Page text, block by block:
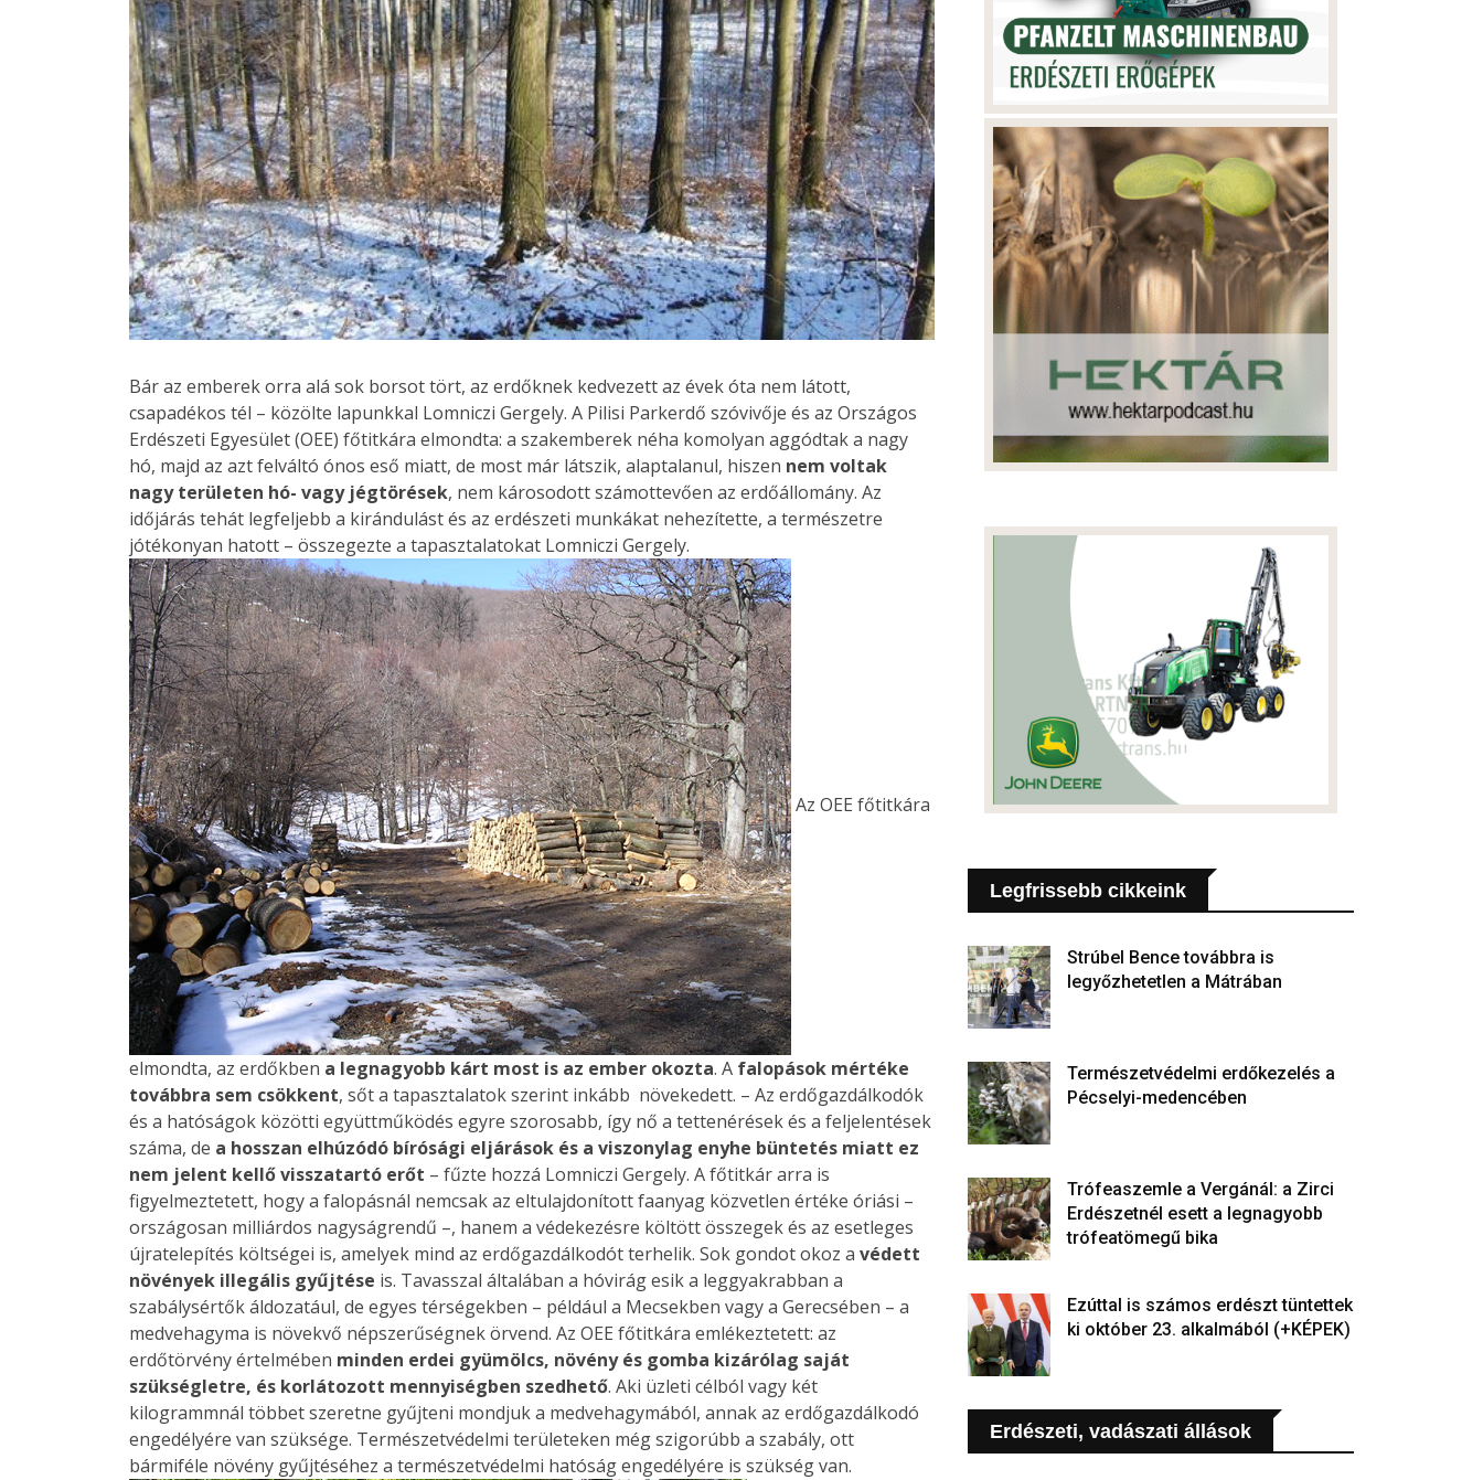
Bár az emberek orra alá sok borsot tört, az erdőknek kedvezett az évek óta nem látott,
csapadékos tél – közölte lapunkkal Lomniczi Gergely. A Pilisi Parkerdő szóvivője és az Országos
Erdészeti Egyesület (OEE) főtitkára elmondta: a szakemberek néha komolyan aggódtak a nagy
hó, majd az azt felváltó ónos eső miatt, de most már látszik, alaptalanul, hiszen nem voltak
nagy területen hó- vagy jégtörések, nem károsodott számottevően az erdőállomány. Az
időjárás tehát legfeljebb a kirándulást és az erdészeti munkákat nehezítette, a természetre
jótékonyan hatott – összegezte a tapasztalatokat Lomniczi Gergely.
Az OEE főtitkára
elmondta, az erdőkben a legnagyobb kárt most is az ember okozta. A falopások mértéke
továbbra sem csökkent, sőt a tapasztalatok szerint inkább növekedett. – Az erdőgazdálkodók
és a hatóságok közötti együttműködés egyre szorosabb, így nő a tettenérések és a feljelentések
száma, de a hosszan elhúzódó bírósági eljárások és a viszonylag enyhe büntetés miatt ez
nem jelent kellő visszatartó erőt – fűzte hozzá Lomniczi Gergely. A főtitkár arra is
figyelmeztetett, hogy a falopásnál nemcsak az eltulajdonított faanyag közvetlen értéke óriási –
országosan milliárdos nagyságrendű –, hanem a védekezésre költött összegek és az esetleges
újratelepítés költségei is, amelyek mind az erdőgazdálkodót terhelik. Sok gondot okoz a védett
növények illegális gyűjtése is. Tavasszal általában a hóvirág esik a leggyakrabban a
szabálysértők áldozatául, de egyes térségekben – például a Mecsekben vagy a Gerecsében – a
medvehagyma is növekvő népszerűségnek örvend. Az OEE főtitkára emlékeztetett: az
erdőtörvény értelmében minden erdei gyümölcs, növény és gomba kizárólag saját
szükségletre, és korlátozott mennyiségben szedhető. Aki üzleti célból vagy két
kilogrammnál többet szeretne gyűjteni mondjuk a medvehagymából, annak az erdőgazdálkodó
engedélyére van szüksége. Természetvédelmi területeken még szigorúbb a szabály, ott
bármiféle növény gyűjtéséhez a természetvédelmi hatóság engedélyére is szükség van.
Legfrissebb cikkeink
Strúbel Bence továbbra is
legyőzhetetlen a Mátrában
Természetvédelmi erdőkezelés a
Pécselyi-medencében
Trófeaszemle a Vergánál: a Zirci
Erdészetnél esett a legnagyobb
trófeatömegű bika
Ezúttal is számos erdészt tüntettek
ki október 23. alkalmából (+KÉPEK)
Erdészeti, vadászati állások